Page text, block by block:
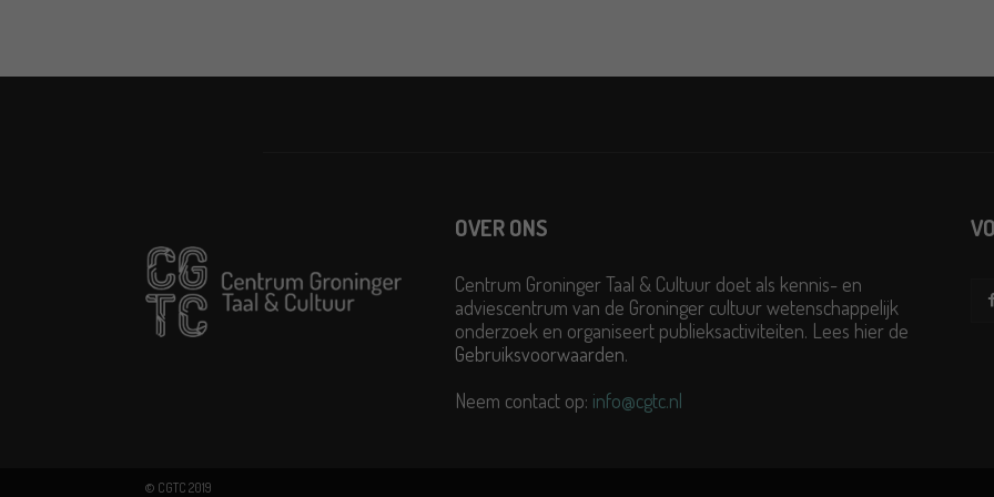
OVER ONS
Centrum Groninger Taal & Cultuur doet als kennis- en
adviescentrum van de Groninger cultuur wetenschappelijk
onderzoek en organiseert publieksactiviteiten. Lees hier de
Gebruiksvoorwaarden.
Neem contact op: info@cgtc.nl
© CGTC 2019